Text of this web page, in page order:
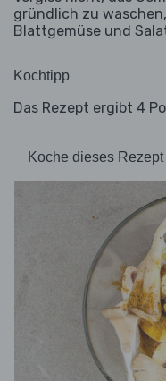
gründlich zu
Blattgemüse und
Kochtipp
Das Rezept ergibt 4
Koche dieses